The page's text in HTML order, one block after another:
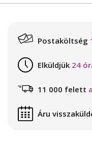
Postaköltség
Elküldjük 24
11 000 felett
Áru